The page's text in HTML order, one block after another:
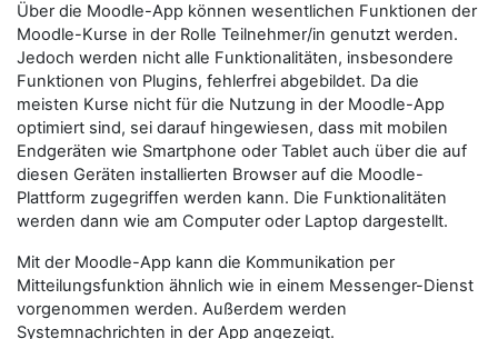
Über die Moodle-App können wesentlichen Funktionen der
Moodle-Kurse in der Rolle Teilnehmer/in genutzt werden.
Jedoch werden nicht alle Funktionalitäten, insbesondere
Funktionen von Plugins, fehlerfrei abgebildet. Da die
meisten Kurse nicht für die Nutzung in der Moodle-App
optimiert sind, sei darauf hingewiesen, dass mit mobilen
Endgeräten wie Smartphone oder Tablet auch über die auf
diesen Geräten installierten Browser auf die Moodle-
Plattform zugegriffen werden kann. Die Funktionalitäten
werden dann wie am Computer oder Laptop dargestellt.
Mit der Moodle-App kann die Kommunikation per
Mitteilungsfunktion ähnlich wie in einem Messenger-Dienst
vorgenommen werden. Außerdem werden
Systemnachrichten in der App angezeigt.